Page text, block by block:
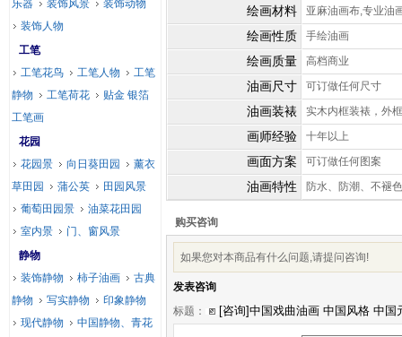
绘画材料 亚麻油画布,专业油
绘画性质 手绘油画
绘画质量 高档商业
油画尺寸 可订做任何尺寸
油画装裱 实木内框装裱，外
画师经验 十年以上
画面方案 可订做任何图案
油画特性 防水、防潮、不褪色
购买咨询
如果您对本商品有什么问题,请提问咨询!
发表咨询
标题：
乐器 装饰风景
装饰动物
装饰人物
工笔
工笔花鸟
工笔人物
工笔
静物
工笔荷花
贴金 银箔
工笔画
花园
花园景
向日葵田园
薰衣
草田园
蒲公英
田园风景
葡萄田园景
油菜花田园
室内景
门、窗风景
静物
装饰静物
柿子油画
古典
静物
写实静物
印象静物
现代静物
中国静物、青花